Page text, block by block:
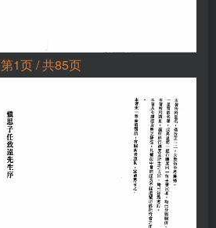
第1页 / 共85页